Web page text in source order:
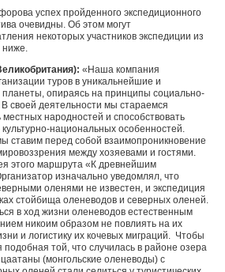
успех пройденного экспедиционного
очевидны. Об этом могут
некоторых участников экспедиции из
ниже.
«Наша компания
туров в уникальнейшие и
опираясь на принципы социально-
В своей деятельности мы стараемся
народностей и способствовать
национальных особенностей.
ставим перед собой взаимопроникновение
между хозяевами и гостями.
этого маршрута «К древнейшим
изначально уведомлял, что
оленями не известен, и экспедиция
стойбища оленеводов и северных оленей.
в ход жизни оленеводов естественным
никоим образом не повлиять на их
и логистику их кочевых миграций. Чтобы
подобная той, что случилась в районе озера
цаатаны (монгольские оленеводы) с